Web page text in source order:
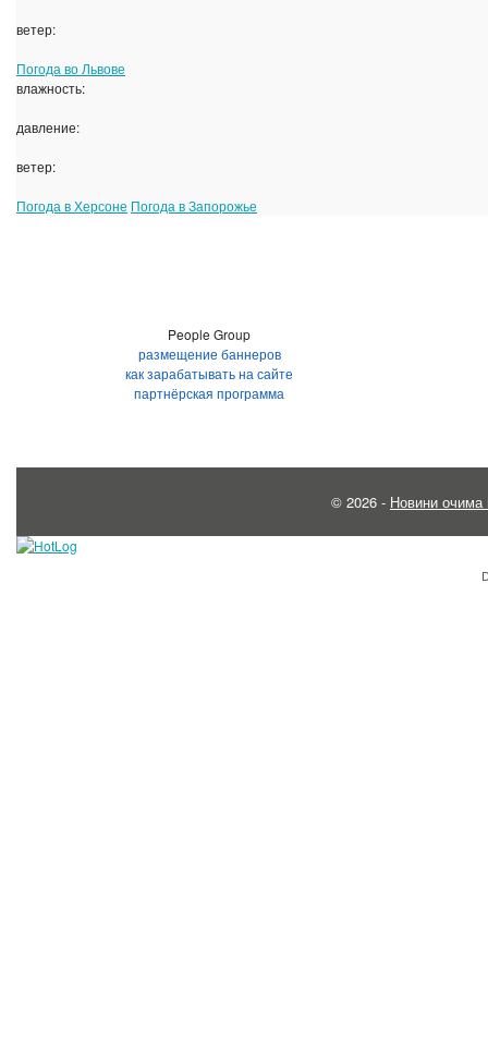
ветер:
Погода во Львове
влажность:
давление:
ветер:
Погода в Херсоне Погода в Запорожье
People Group
размещение баннеров
как зарабатывать на сайте
партнёрская программа
© 2026 - Новини очима